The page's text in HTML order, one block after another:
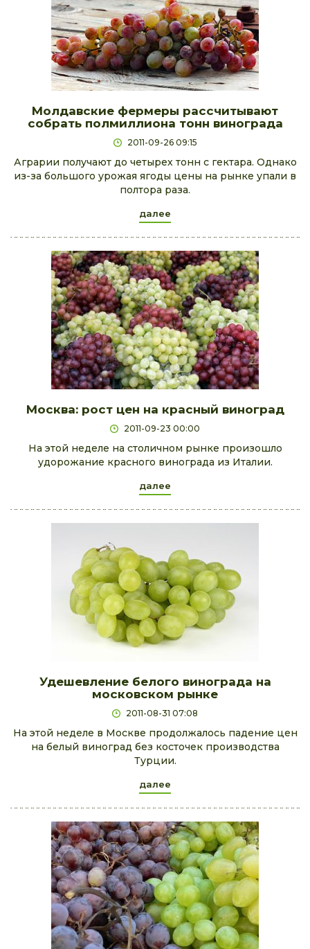
Молдавские фермеры рассчитывают
собрать полмиллиона тонн винограда
2011-09-26 09:15
Аграрии получают до четырех тонн с гектара. Однако
из-за большого урожая ягоды цены на рынке упали в
полтора раза.
далее
Москва: рост цен на красный виноград
2011-09-23 00:00
На этой неделе на столичном рынке произошло
удорожание красного винограда из Италии.
далее
Удешевление белого винограда на
московском рынке
2011-08-31 07:08
На этой неделе в Москве продолжалось падение цен
на белый виноград без косточек производства
Турции.
далее